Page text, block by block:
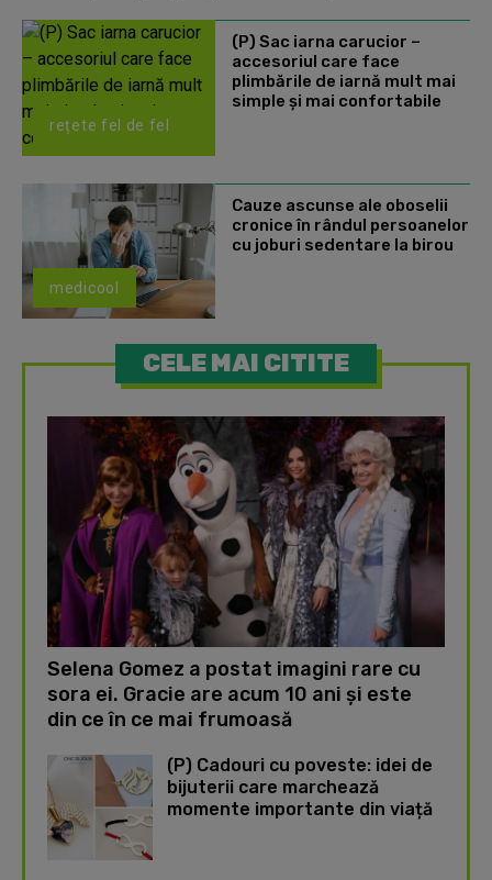
rețete fel de fel
(P) Sac iarna carucior –
accesoriul care face
plimbările de iarnă mult mai
simple și mai confortabile
medicool
Cauze ascunse ale oboselii
cronice în rândul persoanelor
cu joburi sedentare la birou
CELE MAI CITITE
Selena Gomez a postat imagini rare cu
sora ei. Gracie are acum 10 ani și este
din ce în ce mai frumoasă
(P) Cadouri cu poveste: idei de
bijuterii care marchează
momente importante din viață